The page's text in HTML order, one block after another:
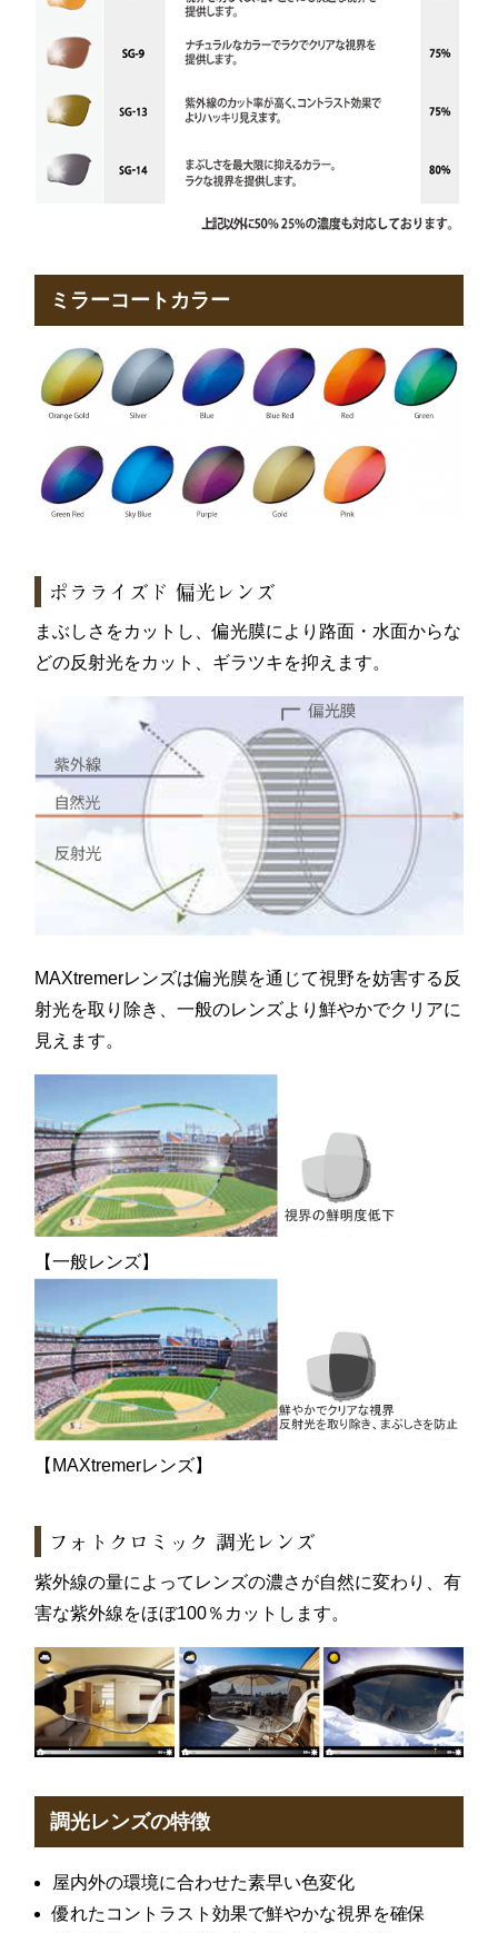
ミラーコートカラー
ポラライズド 偏光レンズ
まぶしさをカットし、偏光膜により路面・水面からな
どの反射光をカット、ギラツキを抑えます。
MAXtremerレンズは偏光膜を通じて視野を妨害する反
射光を取り除き、一般のレンズより鮮やかでクリアに
見えます。
【一般レンズ】
【MAXtremerレンズ】
フォトクロミック 調光レンズ
紫外線の量によってレンズの濃さが自然に変わり、有
害な紫外線をほぼ100％カットします。
調光レンズの特徴
屋内外の環境に合わせた素早い色変化
優れたコントラスト効果で鮮やかな視界を確保